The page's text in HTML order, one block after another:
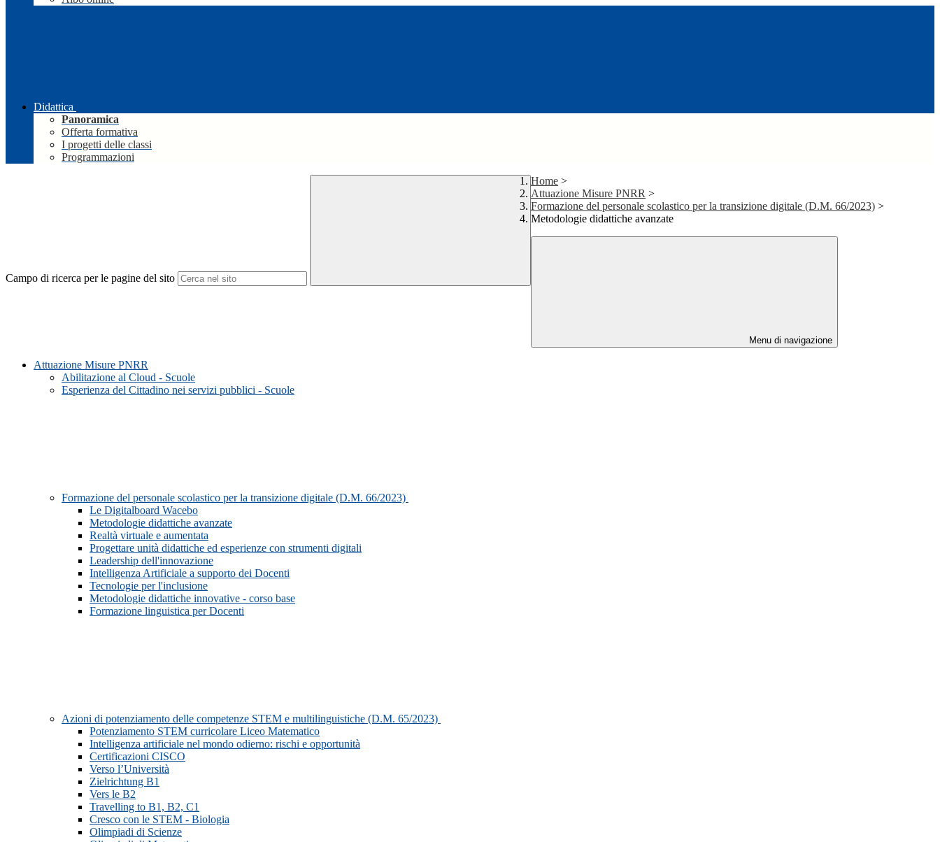
Didattica
Panoramica
Offerta formativa
I progetti delle classi
Programmazioni
Campo di ricerca per le pagine del sito
Home >
Attuazione Misure PNRR >
Formazione del personale scolastico per la transizione digitale (D.M. 66/2023) >
Metodologie didattiche avanzate
Menu di navigazione
Attuazione Misure PNRR
Abilitazione al Cloud - Scuole
Esperienza del Cittadino nei servizi pubblici - Scuole
Formazione del personale scolastico per la transizione digitale (D.M. 66/2023)
Le Digitalboard Wacebo
Metodologie didattiche avanzate
Realtà virtuale e aumentata
Progettare unità didattiche ed esperienze con strumenti digitali
Leadership dell'innovazione
Intelligenza Artificiale a supporto dei Docenti
Tecnologie per l'inclusione
Metodologie didattiche innovative - corso base
Formazione linguistica per Docenti
Azioni di potenziamento delle competenze STEM e multilinguistiche (D.M. 65/2023)
Potenziamento STEM curricolare Liceo Matematico
Intelligenza artificiale nel mondo odierno: rischi e opportunità
Certificazioni CISCO
Verso l’Università
Zielrichtung B1
Vers le B2
Travelling to B1, B2, C1
Cresco con le STEM - Biologia
Olimpiadi di Scienze